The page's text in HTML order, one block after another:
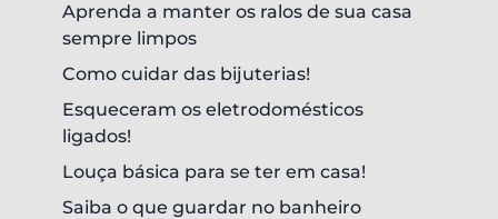
Aprenda a manter os ralos de sua casa
sempre limpos
Como cuidar das bijuterias!
Esqueceram os eletrodomésticos
ligados!
Louça básica para se ter em casa!
Saiba o que guardar no banheiro